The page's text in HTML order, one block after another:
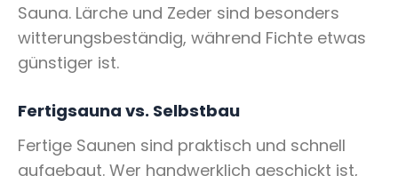
Sauna. Lärche und Zeder sind besonders
witterungsbeständig, während Fichte etwas
günstiger ist.
Fertigsauna vs. Selbstbau
Fertige Saunen sind praktisch und schnell
aufgebaut. Wer handwerklich geschickt ist,